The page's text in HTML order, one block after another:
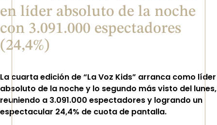
en líder absoluto de la noche
con 3.091.000 espectadores
(24,4%)
La cuarta edición de “La Voz Kids” arranca como líder
absoluto de la noche y lo segundo más visto del lunes,
reuniendo a 3.091.000 espectadores y logrando un
espectacular 24,4% de cuota de pantalla.